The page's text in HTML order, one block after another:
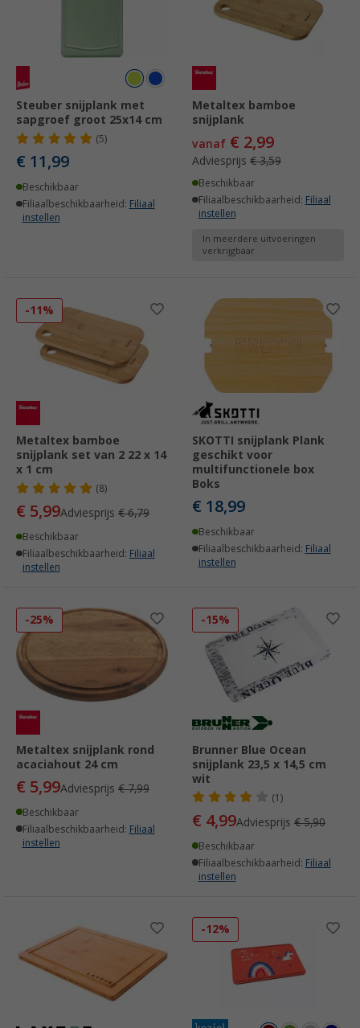
Steuber snijplank met
sapgroef groot 25x14 cm
(5)
€ 11,99
Beschikbaar
Filiaalbeschikbaarheid: Filiaal
instellen
Metaltex bamboe
snijplank
vanaf € 2,99
Adviesprijs € 3,59
Beschikbaar
Filiaalbeschikbaarheid: Filiaal
instellen
In meerdere uitvoeringen
verkrijgbaar
-11%
Metaltex bamboe
snijplank set van 2 22 x 14
x 1 cm
(8)
€ 5,99Adviesprijs € 6,79
Beschikbaar
Filiaalbeschikbaarheid: Filiaal
instellen
SKOTTI snijplank Plank
geschikt voor
multifunctionele box
Boks
€ 18,99
Beschikbaar
Filiaalbeschikbaarheid: Filiaal
instellen
-25%
Metaltex snijplank rond
acaciahout 24 cm
€ 5,99Adviesprijs € 7,99
Beschikbaar
Filiaalbeschikbaarheid: Filiaal
instellen
-15%
Brunner Blue Ocean
snijplank 23,5 x 14,5 cm
wit
(1)
€ 4,99Adviesprijs € 5,90
Beschikbaar
Filiaalbeschikbaarheid: Filiaal
instellen
-12%